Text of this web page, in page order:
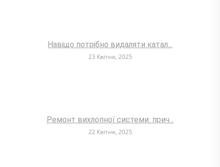
Навіщо потрібно видаляти катал...
23 Квітня, 2025
Ремонт вихлопної системи: прич...
22 Квітня, 2025